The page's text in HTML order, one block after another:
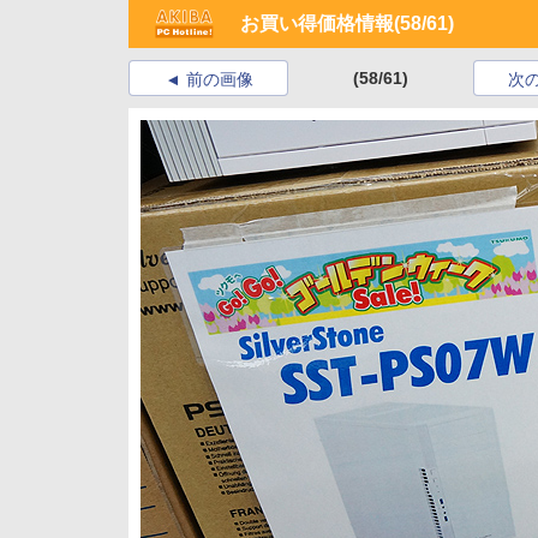
お買い得価格情報(58/61)
前の画像 (58/61) 次